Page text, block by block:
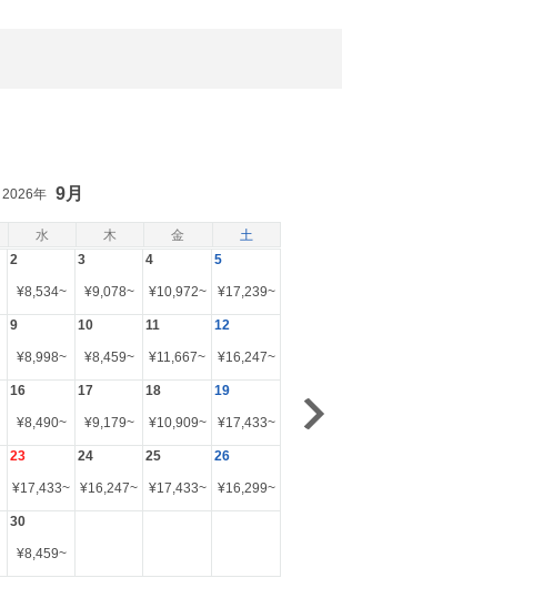
水 木 金 土
2026年 9月
2
¥8,534~
3
¥9,078~
4
¥10,972~
5
¥17,239~
9
¥8,998~
10
¥8,459~
11
¥11,667~
12
¥16,247~
16
¥8,490~
17
¥9,179~
18
¥10,909~
19
¥17,433~
23
¥17,433~
24
¥16,247~
25
¥17,433~
26
¥16,299~
30
¥8,459~